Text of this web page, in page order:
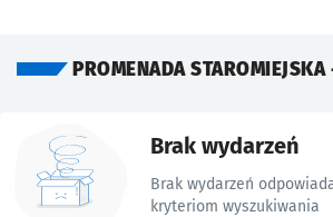
PROMENADA
Brak wydarzeń
Brak wydarzeń
kryteriom wyszukiwania